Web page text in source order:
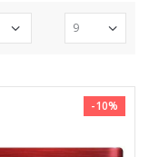
-10%